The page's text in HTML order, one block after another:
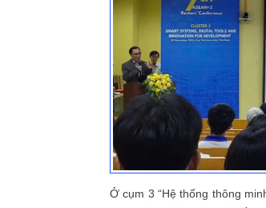
Ở cụm 3 “Hệ thống thông